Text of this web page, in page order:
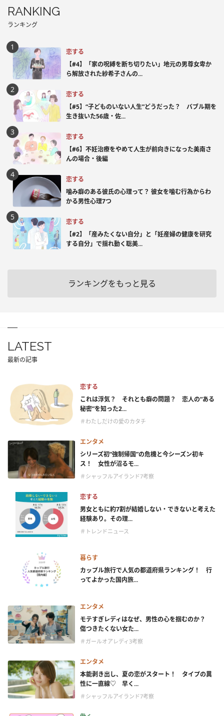
RANKING
ランキング
恋する
【#4】「家の呪縛を断ち切りたい」地元の男尊女卑か
ら解放された紗希子さんの...
恋する
【#5】“子どものいない人生”どうだった？ バブル期を
生き抜いた56歳・佐...
恋する
【#6】不妊治療をやめて人生が前向きになった美南さ
んの場合・後編
恋する
噛み癖のある彼氏の心理って？ 彼女を噛む行為からわ
かる男性心理7つ
恋する
【#2】「産みたくない自分」と「妊産婦の健康を研究
する自分」で揺れ動く聡美...
ランキングをもっと見る
LATEST
最新の記事
恋する
これは浮気？ それとも癖の問題？ 恋人の“ある
秘密”を知った2...
＃わたしだけの愛のカタチ
エンタメ
シリーズ初“強制帰国”の危機と今シーズン初キ
ス！ 女性が沼るモ...
＃シャッフルアイランド7考察
恋する
男女ともに約7割が結婚しない・できないと考えた
経験あり。その理...
＃トレンドニュース
暮らす
カップル旅行で人気の都道府県ランキング！ 行
ってよかった国内旅...
エンタメ
モテすぎレディはなぜ、男性の心を掴むのか？
傷つきたくない女た...
＃ガールオアレディ3考察
エンタメ
本能剥き出し、夏の恋がスタート！ タイプの異
性に一直線♡ 早く...
＃シャッフルアイランド7考察